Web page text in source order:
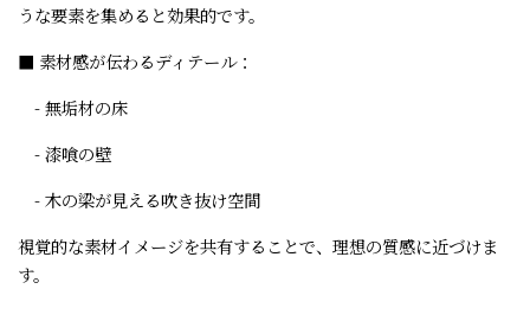
うな要素を集めると効果的です。
■ 素材感が伝わるディテール：
- 無垢材の床
- 漆喰の壁
- 木の梁が見える吹き抜け空間
視覚的な素材イメージを共有することで、理想の質感に近づけま
す。